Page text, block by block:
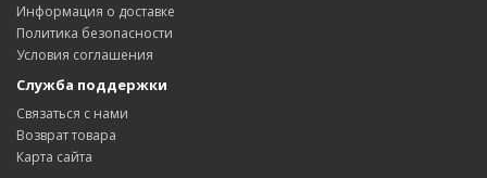
Информация о доставке
Политика безопасности
Условия соглашения
Служба поддержки
Связаться с нами
Возврат товара
Карта сайта